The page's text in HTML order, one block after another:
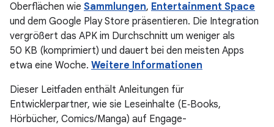
Oberflächen wie Sammlungen, Entertainment Space
und dem Google Play Store präsentieren. Die Integration
vergrößert das APK im Durchschnitt um weniger als
50 KB (komprimiert) und dauert bei den meisten Apps
etwa eine Woche. Weitere Informationen
Dieser Leitfaden enthält Anleitungen für
Entwicklerpartner, wie sie Leseinhalte (E‑Books,
Hörbücher, Comics/Manga) auf Engage-